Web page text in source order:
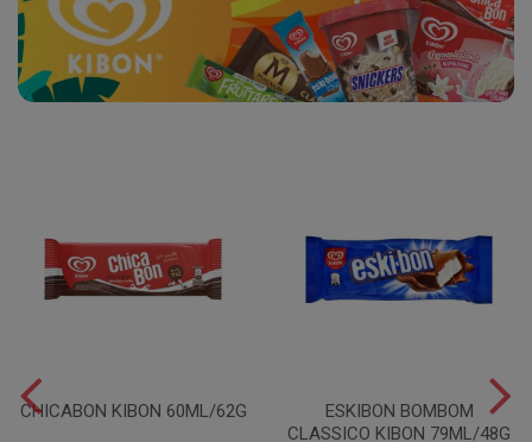
CHICABON KIBON 60ML/62G
ESKIBON BOMBOM
CLASSICO KIBON 79ML/48G